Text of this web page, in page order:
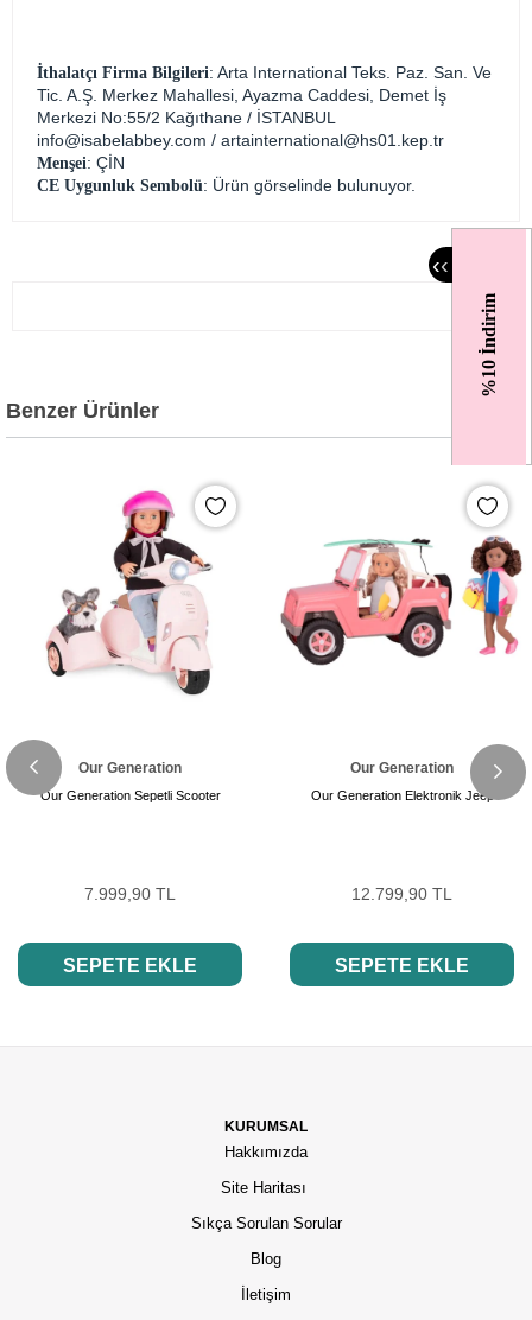
%10 İndirim
‹‹
İthalatçı Firma Bilgileri: Arta International Teks. Paz. San. Ve
Tic. A.Ş. Merkez Mahallesi, Ayazma Caddesi, Demet İş
Merkezi No:55/2 Kağıthane / İSTANBUL
info@isabelabbey.com / artainternational@hs01.kep.tr
Menşei: ÇİN
CE Uygunluk Sembolü: Ürün görselinde bulunuyor.
Benzer Ürünler
Our Generation
Our Generation Sepetli Scooter
7.999,90 TL
SEPETE EKLE
Our Generation
Our Generation Elektronik Jeep
12.799,90 TL
SEPETE EKLE
KURUMSAL
Hakkımızda
Site Haritası
Sıkça Sorulan Sorular
Blog
İletişim